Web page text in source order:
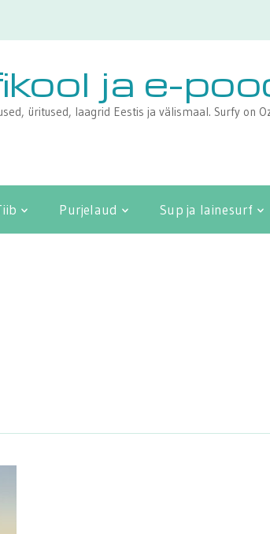
ja e-
üritused, laagrid Eestis ja välismaal. Surfy on
Purjelaud Sup ja lainesurf